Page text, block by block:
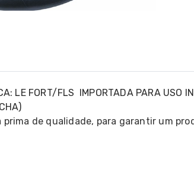
LE FORT/FLS IMPORTADA PARA USO
de qualidade, para garantir um